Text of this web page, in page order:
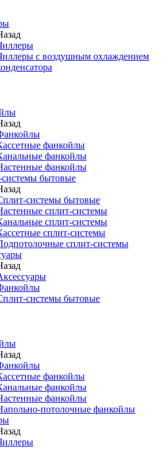
с воздушным охлаждением
фанкойлы
фанкойлы
фанкойлы
бытовые
системы бытовые
сплит-системы
сплит-системы
сплит-системы
сплит-системы
системы бытовые
фанкойлы
фанкойлы
фанкойлы
потолочные фанкойлы